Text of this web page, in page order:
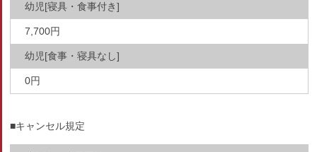
幼児[寝具・食事付き]
7,700円
幼児[食事・寝具なし]
0円
■キャンセル規定